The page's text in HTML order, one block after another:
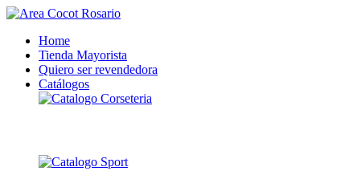
Home
Tienda Mayorista
Quiero ser revendedora
Catálogos